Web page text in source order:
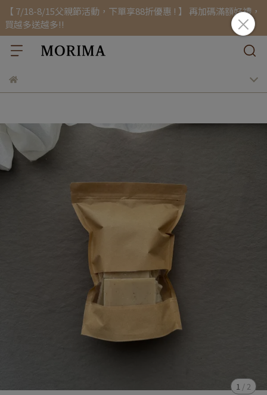
【 7/18-8/15父親節活動，下單享88折優惠 ! 】 再加碼滿額好禮，
買越多送越多!!
1 / 2